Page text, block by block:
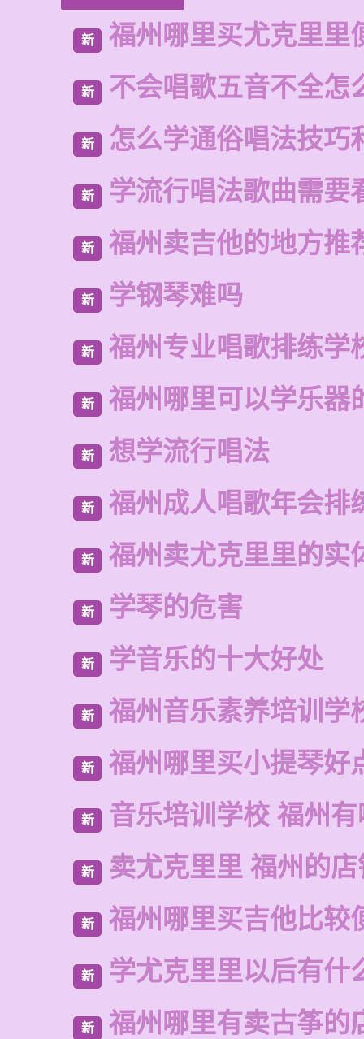
新 福州哪里买尤克里里
新 不会唱歌五音不全怎
新 怎么学通俗唱法技巧
新 学流行唱法歌曲需要
新 福州卖吉他的地方推
新 学钢琴难吗
新 福州专业唱歌排练学
新 福州哪里可以学乐器
新 想学流行唱法
新 福州成人唱歌年会排
新 福州卖尤克里里的实
新 学琴的危害
新 学音乐的十大好处
新 福州音乐素养培训学
新 福州哪里买小提琴好
新 音乐培训学校 福州
新 卖尤克里里 福州的店
新 福州哪里买吉他比较
新 学尤克里里以后有什
新 福州哪里有卖古筝的